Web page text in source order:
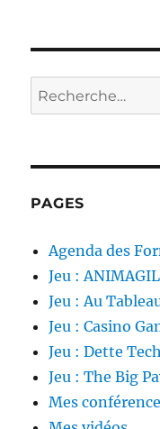
Recherche
pour :
PAGES
Agenda des
Jeu :
Jeu : Au
Jeu : Casino
Jeu : Dette
Jeu : The Big
Mes